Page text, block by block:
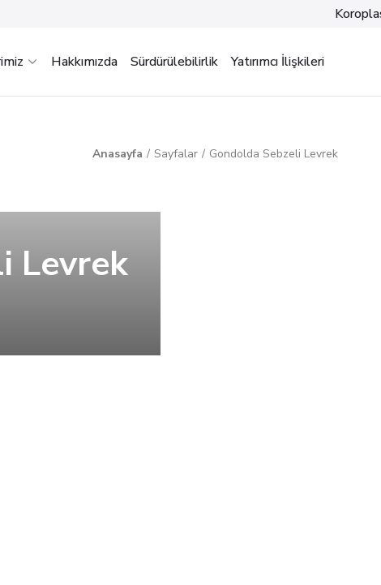
Hakkımızda Sürdürülebilirlik Yatırımcı İlişkileri
Anasayfa Sayfalar Gondolda Sebzeli Levrek
Levrek